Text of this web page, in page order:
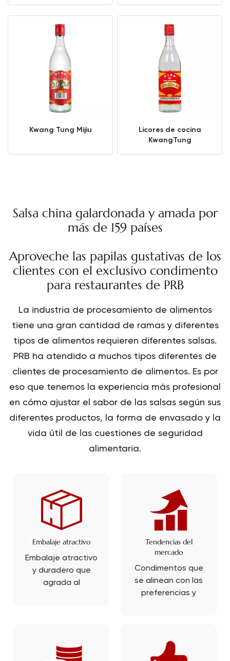
Kwang Tung Mijiu
Licores de cocina
KwangTung
Salsa china galardonada y amada por
más de 159 países
Aproveche las papilas gustativas de los
clientes con el exclusivo condimento
para restaurantes de PRB
La industria de procesamiento de alimentos
tiene una gran cantidad de ramas y diferentes
tipos de alimentos requieren diferentes salsas.
PRB ha atendido a muchos tipos diferentes de
clientes de procesamiento de alimentos. Es por
eso que tenemos la experiencia más profesional
en cómo ajustar el sabor de las salsas según sus
diferentes productos, la forma de envasado y la
vida útil de las cuestiones de seguridad
alimentaria.
Embalaje atractivo
Embalaje atractivo
y duradero que
agrada al
Tendencias del
mercado
Condimentos que
se alinean con las
preferencias y